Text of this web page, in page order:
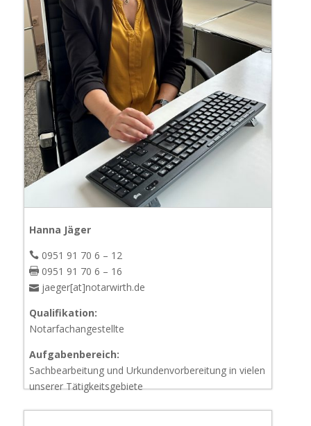
Hanna Jäger
0951 91 70 6 – 12
0951 91 70 6 – 16
jaeger[at]notarwirth.de
Qualifikation:
Notarfachangestellte
Aufgabenbereich:
Sachbearbeitung und Urkundenvorbereitung in vielen
unserer Tätigkeitsgebiete​